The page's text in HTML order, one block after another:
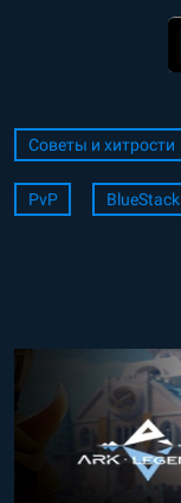
Советы и хитрости
PvP